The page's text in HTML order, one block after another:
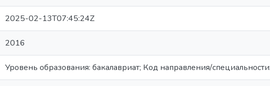
2025-02-13T07:45:24Z
2016
Уровень образования: бакалавриат; Код направления/